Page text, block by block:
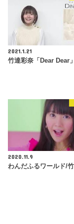
2021.1.21
竹達彩奈「Dear Dear
2020.11.9
わんだふるワールド/